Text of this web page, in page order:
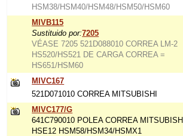
HSM38/HSM40/HSM48/HSM50/HSM60
MIVB115
Sustituido por:7205
VÉASE 7205 521D088010 CORREA LM-2
HS520/HS521 DE CARGA CORREA =
HS651/HSM60
MIVC167
521D071010 CORREA MITSUBISHI
MIVC177/G
641C790010 POLEA CORREA MITSUBISHI
HSE12 HSM58/HSM34/HSMX1